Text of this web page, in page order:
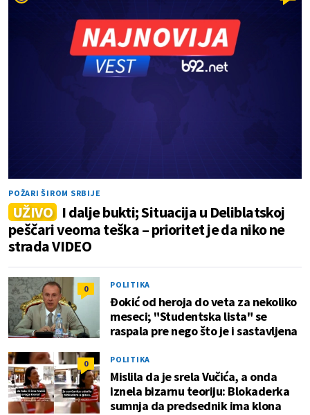
POŽARI ŠIROM SRBIJE
UŽIVO I dalje bukti; Situacija u Deliblatskoj
peščari veoma teška – prioritet je da niko ne
strada VIDEO
0 POLITIKA
Đokić od heroja do veta za nekoliko
meseci; "Studentska lista" se
raspala pre nego što je i sastavljena
0 POLITIKA
Mislila da je srela Vučića, a onda
iznela bizarnu teoriju: Blokaderka
sumnja da predsednik ima klona